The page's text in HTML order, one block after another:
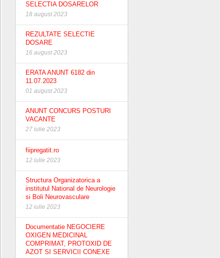
SELECTIA DOSARELOR
18 august 2023
REZULTATE SELECTIE
DOSARE
16 august 2023
ERATA ANUNT 6182 din
11.07.2023
01 august 2023
ANUNT CONCURS POSTURI
VACANTE
27 iulie 2023
fiipregatit.ro
12 iulie 2023
Structura Organizatorica a
institutul National de Neurologie
si Boli Neurovasculare
12 iulie 2023
Documentatie NEGOCIERE
OXIGEN MEDICINAL
COMPRIMAT, PROTOXID DE
AZOT SI SERVICII CONEXE